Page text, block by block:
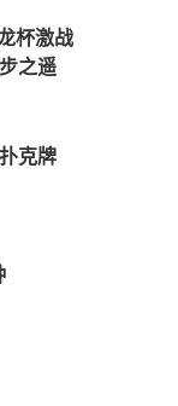
杯激战
之遥
克牌